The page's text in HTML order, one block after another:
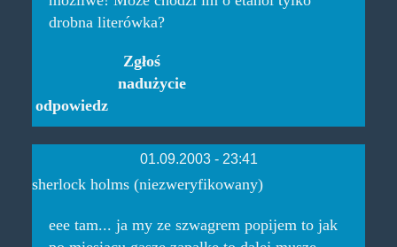
drobna literówka?
odpowiedz
Zgłoś
nadużycie
01.09.2003 - 23:41
sherlock holms (niezweryfikowany)
eee tam... ja my ze szwagrem popijem to jak